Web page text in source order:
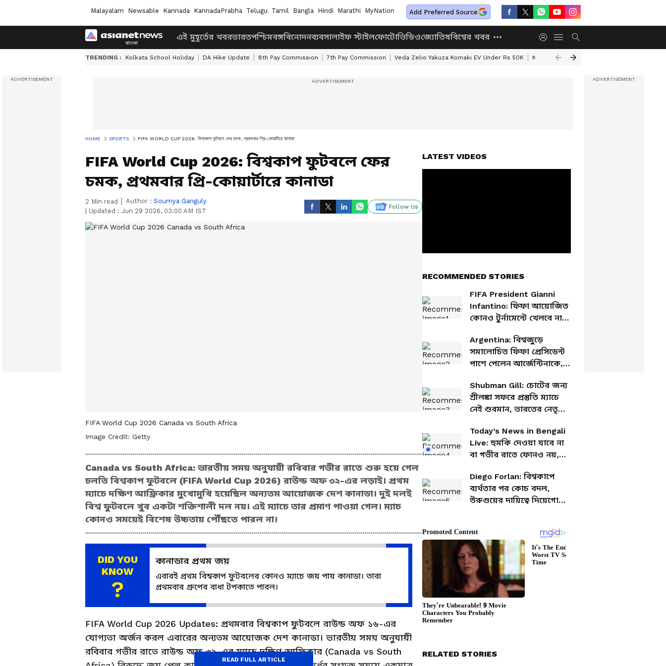
Malayalam Newsable Kannada KannadaPrabha Telugu Tamil Bangla Hindi Marathi MyNation Add Preferred Source
এই মুহূর্তের খবরভারতপশ্চিমবঙ্গবিনোদনব্যবসালাইফ স্টাইলফোটোভিডিওজ্যোতিষবিশ্বের খবর
TRENDING : Kolkata School Holiday DA Hike Update 8th Pay Commission 7th Pay Commission Veda Zelio Yakuza Komaki EV Under Rs 50K Kolkata Weather Update
HOME SPORTS FIFA WORLD CUP 2026: বিশ্বকাপ ফুটবলে ফের চমক, প্রথমবার প্রি-কোয়ার্টারে কানাডা
FIFA World Cup 2026: বিশ্বকাপ ফুটবলে ফের
চমক, প্রথমবার প্রি-কোয়ার্টারে কানাডা
2 Min read Author : Soumya Ganguly
Updated : Jun 29 2026, 03:00 AM IST
Follow Us
FIFA World Cup 2026 Canada vs South Africa
Image Credit: Getty
Canada vs South Africa: ভারতীয় সময় অনুযায়ী রবিবার গভীর রাতে শুরু হয়ে গেল
চলতি বিশ্বকাপ ফুটবলে (FIFA World Cup 2026) রাউন্ড অফ ৩২-এর লড়াই। প্রথম
ম্যাচে দক্ষিণ আফ্রিকার মুখোমুখি হয়েছিল অন্যতম আয়োজক দেশ কানাডা। দুই দলই
বিশ্ব ফুটবলে খুব একটা শক্তিশালী দল নয়। এই ম্যাচে তার প্রমাণ পাওয়া গেল। ম্যাচ
কোনও সময়েই বিশেষ উচ্চতায় পৌঁছতে পারল না।
DID YOU
KNOW
?
কানাডার প্রথম জয়
এবারই প্রথম বিশ্বকাপ ফুটবলের কোনও ম্যাচে জয় পায় কানাডা। তারা
প্রথমবার গ্রুপের বাধা টপকাতে পারল।
FIFA World Cup 2026 Updates: প্রথমবার বিশ্বকাপ ফুটবলে রাউন্ড অফ ১৬-এর
যোগ্যতা অর্জন করল এবারের অন্যতম আয়োজক দেশ কানাডা। ভারতীয় সময় অনুযায়ী
রবিবার গভীর রাতে রাউন্ড অফ ৩২-এর ম্যাচে দক্ষিণ আফ্রিকার (Canada vs South
READ FULL ARTICLE
LATEST VIDEOS
RECOMMENDED STORIES
FIFA President Gianni
Infantino: ফিফা আয়োজিত
কোনও টুর্নামেন্টে খেলবে না,
Argentina: বিশ্বজুড়ে
সমালোচিত ফিফা প্রেসিডেন্ট
পাশে পেলেন আর্জেন্টিনাকে,
Shubman Gill: চোটের জন্য
শ্রীলঙ্কা সফরে প্রস্তুতি ম্যাচে
নেই শুবমান, ভারতের নেতৃত্বে
Today’s News in Bengali
Live: হুমকি দেওয়া যাবে না
বা গভীর রাতে ফোনও নয়,
জন্য নয়া নিয়ম RBI-র
Diego Forlan: বিশ্বকাপে
ব্যর্থতার পর কোচ বদল,
উরুগুয়ের দায়িত্বে দিয়েগো
RELATED STORIES